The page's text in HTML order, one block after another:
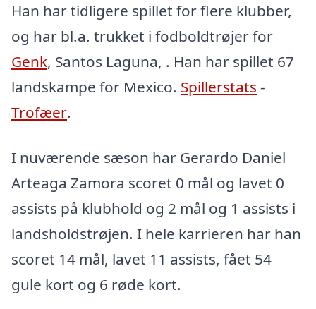
Han har tidligere spillet for flere klubber,
og har bl.a. trukket i fodboldtrøjer for
Genk, Santos Laguna, . Han har spillet 67
landskampe for Mexico. Spillerstats -
Trofæer.
I nuværende sæson har Gerardo Daniel
Arteaga Zamora scoret 0 mål og lavet 0
assists på klubhold og 2 mål og 1 assists i
landsholdstrøjen. I hele karrieren har han
scoret 14 mål, lavet 11 assists, fået 54
gule kort og 6 røde kort.